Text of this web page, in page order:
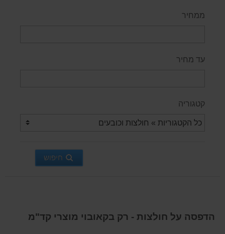
ממחיר
עד מחיר
קטגוריה
חיפוש
הדפסה על חולצות - רק בקאובוי מוצרי קד"מ